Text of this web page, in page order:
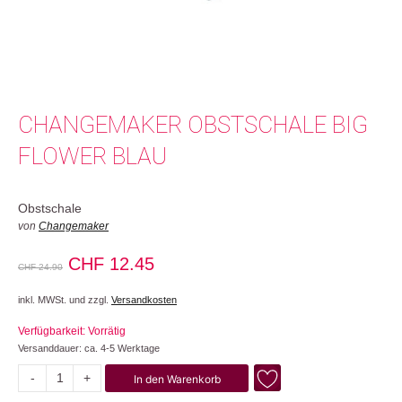
CHANGEMAKER OBSTSCHALE BIG
FLOWER BLAU
Obstschale
von Changemaker
CHF24.90
Ursprünglicher
CHF 24.90
CHF 12.45Aktueller
CHF 12.45.
inkl. MWSt. und zzgl. Versandkosten
Verfügbarkeit: Vorrätig
Versanddauer: ca. 4-5 Werktage
- + In den Warenkorb